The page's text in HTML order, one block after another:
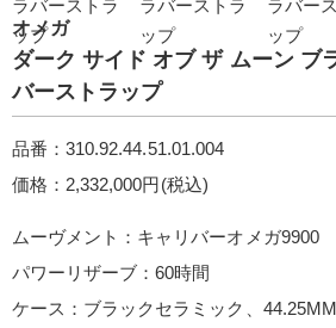
オメガ
ダーク サイド オブ ザ ムー ン ブ
バーストラッ プ
品番：310.92.44.51.01.004
価格：2,332,000円(税込)
ムーヴメント：キャリバーオメガ9900
パワーリザーブ：60時間
ケース：ブラックセラミック、44.25MM